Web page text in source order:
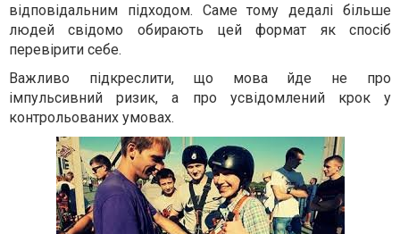
відповідальним підходом. Саме тому дедалі більше
людей свідомо обирають цей формат як спосіб
перевірити себе.
Важливо підкреслити, що мова йде не про
імпульсивний ризик, а про усвідомлений крок у
контрольованих умовах.